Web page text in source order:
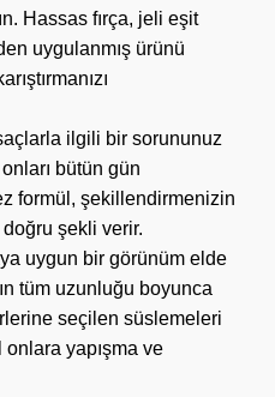
Hassas fırça, jeli eşit
uygulanmış ürünü
ilgili bir sorununuz
bütün gün
formül, şekillendirmenizin
doğru şekli verir.
uygun bir görünüm elde
tüm uzunluğu boyunca
seçilen süslemeleri
onlara yapışma ve